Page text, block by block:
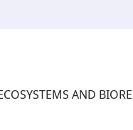
AND